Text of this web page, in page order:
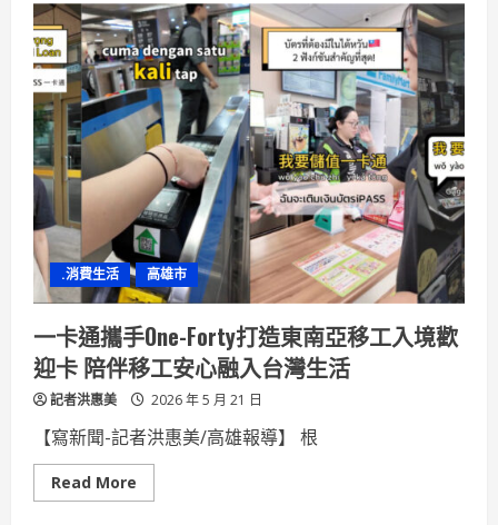
智
不
害
怕！
整
合
照
護
跨
院
合
作
高
醫
推
動
「一
院
施
打、
四
院
服
務」
.消費生活 高雄市
一卡通攜手One-Forty打造東南亞移工入境歡
迎卡 陪伴移工安心融入台灣生活
記者洪惠美 2026 年 5 月 21 日
【寫新聞-記者洪惠美/高雄報導】 根
Read More
more